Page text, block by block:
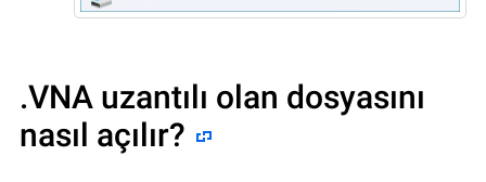
.VNA uzantılı olan dosyasını
nasıl açılır?